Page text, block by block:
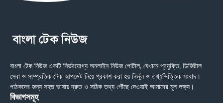
বাংলা টেক নিউজ একটি নির্ভরযোগ্য অনলাইন নিউজ পোর্টাল, যেখানে প্রযুক্তি, ডিজিটাল
সেবা ও সাম্প্রতিক টেক আপডেট নিয়ে প্রকাশ করা হয় নির্ভুল ও তথ্যভিত্তিক সংবাদ।
পাঠকদের জন্য সহজ ভাষায় দ্রুত ও সঠিক তথ্য পৌঁছে দেওয়াই আমাদের মূল লক্ষ্য।
বিভাগসমূহ